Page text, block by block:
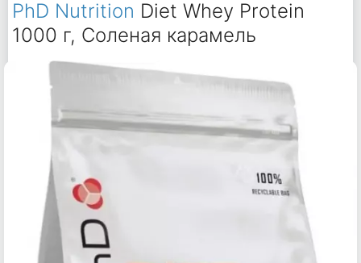
PhD Nutrition Diet Whey Protein
1000 г, Соленая карамель